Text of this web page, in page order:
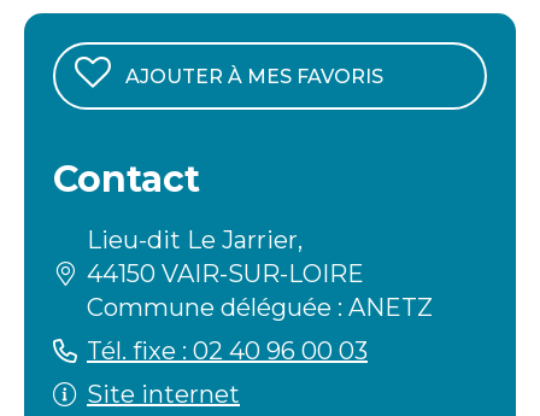
AJOUTER À MES FAVORIS
Contact
Lieu-dit Le Jarrier,
44150 VAIR-SUR-LOIRE
Commune déléguée : ANETZ
Tél. fixe : 02 40 96 00 03
Site internet